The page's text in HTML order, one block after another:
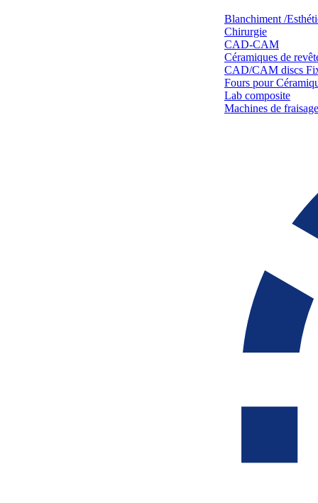
Blanchiment /
Chirurgie
CAD-CAM
Céramiques de
CAD/CAM discs
Fours pour
Lab composite
Machines de